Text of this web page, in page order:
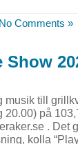
No Comments »
musik till
20.00) på
. Det
kolla